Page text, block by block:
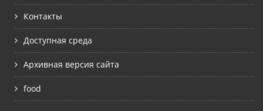
Контакты
Доступная среда
Архивная версия сайта
food